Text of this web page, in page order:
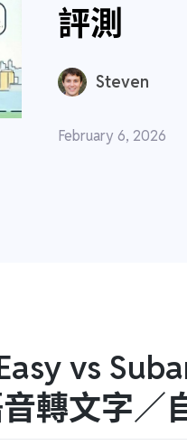
評測
Steven
February 6, 2026
vs
轉文字／